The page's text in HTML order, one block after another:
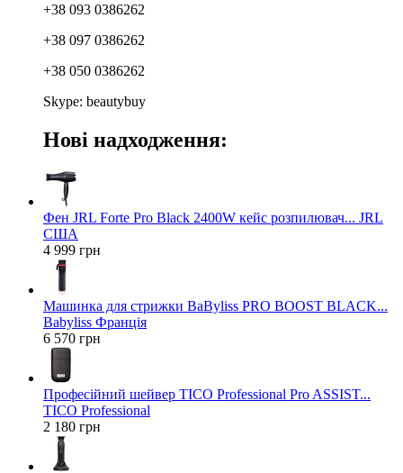
+38 093 0386262
+38 097 0386262
+38 050 0386262
Skype: beautybuy
Нові надходження:
Фен JRL Forte Pro Black 2400W кейс розпилювач... JRL
США
4 999 грн
Машинка для стрижки BaByliss PRO BOOST BLACK...
Babyliss Франція
6 570 грн
Професійний шейвер TICO Professional Pro ASSIST...
TICO Professional
2 180 грн